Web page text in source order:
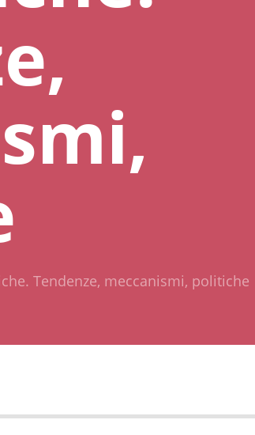
Tendenze, meccanismi, politiche